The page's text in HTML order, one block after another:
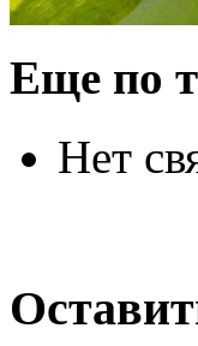
Еще по
Нет